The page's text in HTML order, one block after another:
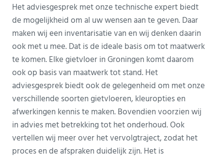
Het adviesgesprek met onze technische expert biedt
de mogelijkheid om al uw wensen aan te geven. Daar
maken wij een inventarisatie van en wij denken daarin
ook met u mee. Dat is de ideale basis om tot maatwerk
te komen. Elke gietvloer in Groningen komt daarom
ook op basis van maatwerk tot stand. Het
adviesgesprek biedt ook de gelegenheid om met onze
verschillende soorten gietvloeren, kleuropties en
afwerkingen kennis te maken. Bovendien voorzien wij
in advies met betrekking tot het onderhoud. Ook
vertellen wij meer over het vervolgtraject, zodat het
proces en de afspraken duidelijk zijn. Het is